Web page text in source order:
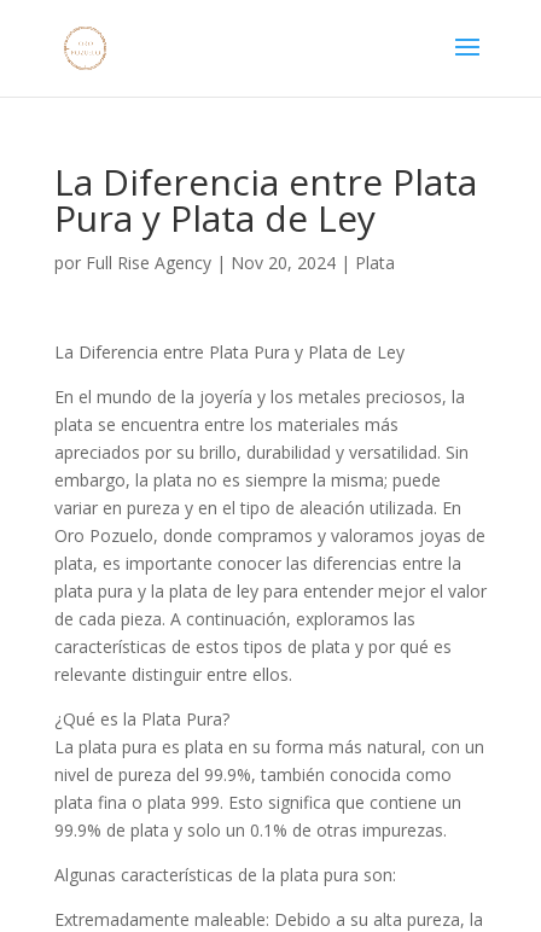
La Diferencia entre Plata
Pura y Plata de Ley
por Full Rise Agency| Nov 20, 2024| Plata
La Diferencia entre Plata Pura y Plata de Ley
En el mundo de la joyería y los metales preciosos, la
plata se encuentra entre los materiales más
apreciados por su brillo, durabilidad y versatilidad. Sin
embargo, la plata no es siempre la misma; puede
variar en pureza y en el tipo de aleación utilizada. En
Oro Pozuelo, donde compramos y valoramos joyas de
plata, es importante conocer las diferencias entre la
plata pura y la plata de ley para entender mejor el valor
de cada pieza. A continuación, exploramos las
características de estos tipos de plata y por qué es
relevante distinguir entre ellos.
¿Qué es la Plata Pura?
La plata pura es plata en su forma más natural, con un
nivel de pureza del 99.9%, también conocida como
plata fina o plata 999. Esto significa que contiene un
99.9% de plata y solo un 0.1% de otras impurezas.
Algunas características de la plata pura son:
Extremadamente maleable: Debido a su alta pureza, la